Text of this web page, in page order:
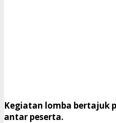
Kegiatan lomba bertajuk
antar peserta.